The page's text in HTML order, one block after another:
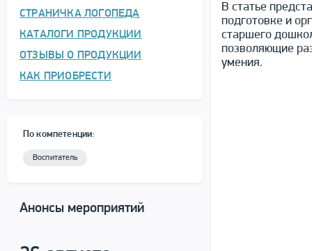
СТРАНИЧКА ЛОГОПЕДА
КАТАЛОГИ ПРОДУКЦИИ
ОТЗЫВЫ О ПРОДУКЦИИ
КАК ПРИОБРЕСТИ
По компетенции:
Воспитатель
Анонсы мероприятий
В статье
подготовке и
старшего
позволяющие
умения.